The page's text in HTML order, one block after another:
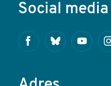
Social media
FacebookBluesky